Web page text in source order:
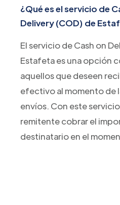
¿Qué es el servicio de
Delivery (COD) de
El servicio de Cash on
Estafeta es una opción
aquellos que deseen
efectivo al momento de
envíos. Con este
remitente cobrar el
destinatario en el